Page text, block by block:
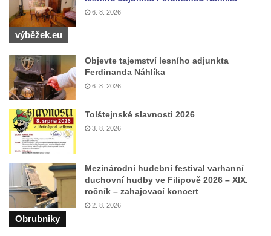
Budějovicích
Socha svatého Vincence Ferrerského na
nádvoří kláštera dominikánů v Českých
Socha svatého Zachariáše na nádvoří
kláštera dominikánů v Českých
Budějovicích
Socha svatého Josefa na nádvoří kláštera
dominikánů v Českých Budějovicích
Socha svaté Anny na nádvoří kláštera
dominikánů v Českých Budějovicích
Socha svatého Dominika na nádvoří
kláštera dominikánů v Českých
Budějovicích
6. 8. 2026
výběžek.eu
Objevte tajemství lesního adjunkta
Ferdinanda Náhlíka
6. 8. 2026
Tolštejnské slavnosti 2026
3. 8. 2026
Mezinárodní hudební festival varhanní
duchovní hudby ve Filipově 2026 – XIX.
ročník – zahajovací koncert
2. 8. 2026
Obrubniky